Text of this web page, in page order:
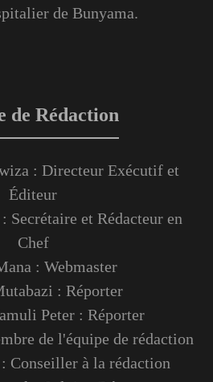
de Bunyama.
de Rédaction
: Directeur Exécutif et
Éditeur
Secrétaire et Rédacteur en
Chef
: Webmaster
: Réporter
Peter : Réporter
de l'équipe de rédaction
Conseiller à la rédaction